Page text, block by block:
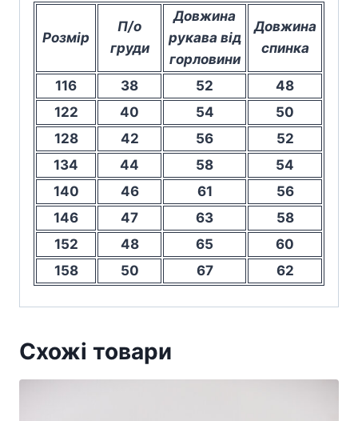
Розмір
П/о
груди
Довжина
рукава від
горловини
Довжина
спинка
116 38 52
48
122
40 54
50
128
42 56
52
134
44 58
54
140
46 61
56
146
47 63
58
152
48 65
60
158
50 67 62
Схожі товари